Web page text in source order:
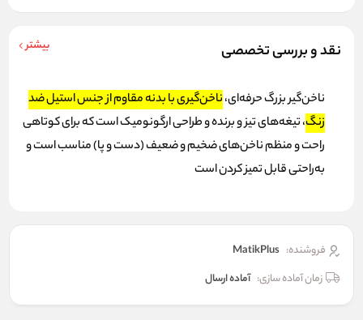
نقد و بررسی تخصصی بیشتر
ناخن‌گیر بزرگ حرفه‌ای،ناخن‌گیری با بدنه مقاوم از جنس استیل ضد
زنگ،تیغه‌های تیز و برنده و طراحی ارگونومیک است که برای کوتاهی
راحت و منظم ناخن‌های ضخیم و ضعیف (دست و پا) مناسب است و
به‌راحتی قابل تمیز کردن است
فروشنده: MatikPlus
زمان آماده سازی: آماده ارسال